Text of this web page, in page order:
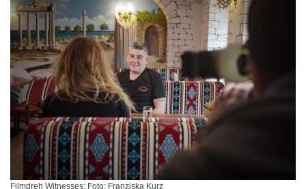
Filmdreh Witnesses; Foto: Franziska Kurz